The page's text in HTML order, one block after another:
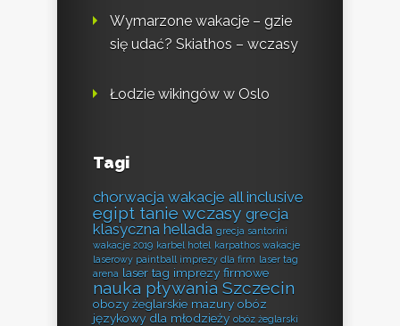
Wymarzone wakacje – gzie
się udać? Skiathos – wczasy
Łodzie wikingów w Oslo
Tagi
chorwacja wakacje all inclusive
egipt tanie wczasy grecja
klasyczna hellada grecja santorini
wakacje 2019 karbel hotel karpathos wakacje
laserowy paintball imprezy dla firm laser tag
arena laser tag imprezy firmowe
nauka pływania Szczecin
obozy żeglarskie mazury obóz
językowy dla młodzieży obóz żeglarski